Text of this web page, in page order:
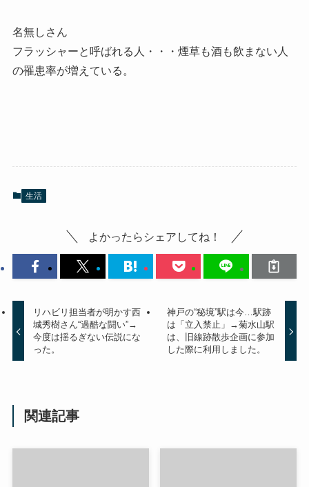
名無しさん
フラッシャーと呼ばれる人・・・煙草も酒も飲まない人
の罹患率が増えている。
生活
よかったらシェアしてね！
リハビリ担当者が明かす西
城秀樹さん“過酷な闘い”→
今度は揺るぎない伝説にな
った。
神戸の“秘境”駅は今…駅跡
は「立入禁止」→菊水山駅
は、旧線跡散歩企画に参加
した際に利用しました。
関連記事